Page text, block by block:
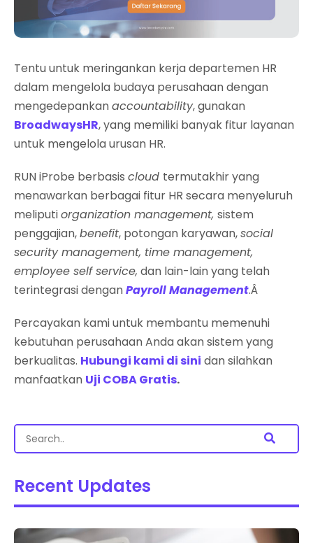
Tentu untuk meringankan kerja departemen HR
dalam mengelola budaya perusahaan dengan
mengedepankanaccountability, gunakan
BroadwaysHR, yang memiliki banyak fitur layanan
untuk mengelola urusan HR.
RUN iProbe berbasis cloud termutakhir yang
menawarkan berbagai fitur HR secara menyeluruh
meliputiorganization management, sistem
penggajian,benefit, potongan karyawan,social
security management, time management,
employee self service, dan lain-lain yang telah
terintegrasi denganPayroll Management.Â
Percayakan kami untuk membantu memenuhi
kebutuhan perusahaan Anda akan sistem yang
berkualitas. Hubungi kami di sini dan silahkan
manfaatkan Uji COBA Gratis.
Recent Updates